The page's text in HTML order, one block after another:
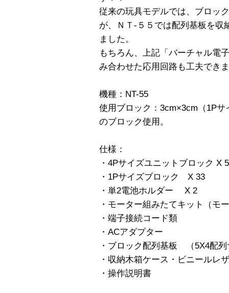
従来の玩具モデルでは、ブロッ
が、ＮＴ-５５では配列基板を収
ました。
もちろん、上記「バーチャル電
み合わせた応用回路も工夫でき
機種：NT-55
使用ブロック：3cm×3cm（1P
のブロック使用。
仕様：
・4Pサイズユニットブロック X 5
・1Pサイズブロック X 33
・単2電池ホルダー X 2
・モーター組みたてキット（モ
・端子接続コード類
・ACアダプター
・ブロック配列基板 （5X4配
・収納木箱ケース・ビニールレ
・操作説明書